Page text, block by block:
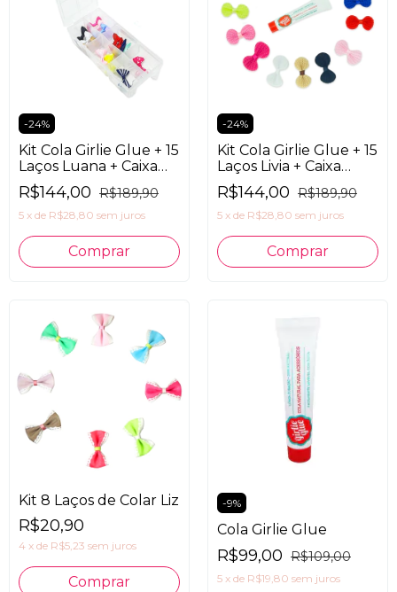
-24%
Kit Cola Girlie Glue + 15
Laços Luana + Caixa
Organizadora
R$144,00 R$189,90
5 x de R$28,80 sem juros
-24%
Kit Cola Girlie Glue + 15
Laços Livia + Caixa
Organizadora
R$144,00 R$189,90
5 x de R$28,80 sem juros
Comprar
Kit 8 Laços de Colar Liz
R$20,90
4 x de R$5,23 sem juros
-9%
Cola Girlie Glue
R$99,00 R$109,00
5 x de R$19,80 sem juros